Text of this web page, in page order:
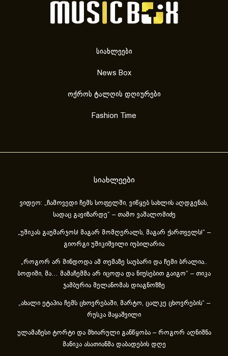
სიახლეები
News Box
ოქროს ტალღის დღიურები
Fashion Time
სიახლეები
ვიდეო: „ჩამოვედი ჩემს სოფელში, ვიწყებ სახლის აღდგენას,
სადაც გავიზარდე“ – თამო ვაშალომიძე
„უშიკას გაუმარჯოს! მაგარ მომღერალს, მაგარ ქართველს!“ –
გიორგი უშიკიშვილი იუბილარია
„როგორ არ მინდოდა ამ თემაზე საუბარი და ჩემი ბრალია..
ბოდიში, მა… მამაჩემმა არ იცოდა და ნიუსებით გაიგო“ – თიკა
ჯამბურია მელანომას დიაგნოზზე
„ახა­ლი ეტა­პია ჩემს ცხოვ­რე­ბა­ში, მარ­ტო, ცალ­კე ცხოვ­რე­ბის“ –
რუსკა მაყაშვილი
ულამაზესი ტორტი და მხიარული განწყობა – როგორ აღნიშნა
მანიკა ასათიანმა დაბადების დღე